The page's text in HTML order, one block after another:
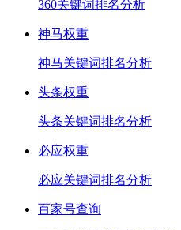
360关键词排名分析
神马权重
神马关键词排名分析
头条权重
头条关键词排名分析
必应权重
必应关键词排名分析
百家号查询